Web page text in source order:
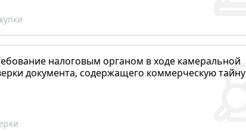
налоговым органом в ходе камеральной
документа, содержащего коммерческую тайну